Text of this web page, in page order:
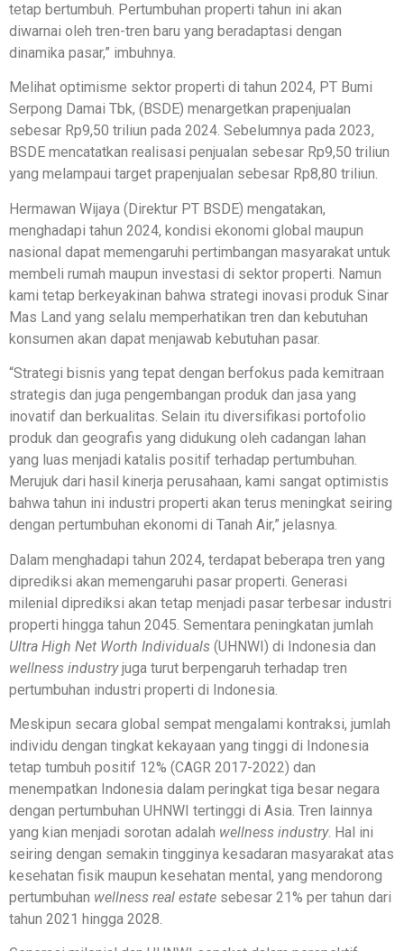
tetap bertumbuh. Pertumbuhan properti tahun ini akan
diwarnai oleh tren-tren baru yang beradaptasi dengan
dinamika pasar,” imbuhnya.
Melihat optimisme sektor properti di tahun 2024, PT Bumi
Serpong Damai Tbk, (BSDE) menargetkan prapenjualan
sebesar Rp9,50 triliun pada 2024. Sebelumnya pada 2023,
BSDE mencatatkan realisasi penjualan sebesar Rp9,50 triliun
yang melampaui target prapenjualan sebesar Rp8,80 triliun.
Hermawan Wijaya (Direktur PT BSDE) mengatakan,
menghadapi tahun 2024, kondisi ekonomi global maupun
nasional dapat memengaruhi pertimbangan masyarakat untuk
membeli rumah maupun investasi di sektor properti. Namun
kami tetap berkeyakinan bahwa strategi inovasi produk Sinar
Mas Land yang selalu memperhatikan tren dan kebutuhan
konsumen akan dapat menjawab kebutuhan pasar.
“Strategi bisnis yang tepat dengan berfokus pada kemitraan
strategis dan juga pengembangan produk dan jasa yang
inovatif dan berkualitas. Selain itu diversifikasi portofolio
produk dan geografis yang didukung oleh cadangan lahan
yang luas menjadi katalis positif terhadap pertumbuhan.
Merujuk dari hasil kinerja perusahaan, kami sangat optimistis
bahwa tahun ini industri properti akan terus meningkat seiring
dengan pertumbuhan ekonomi di Tanah Air,” jelasnya.
Dalam menghadapi tahun 2024, terdapat beberapa tren yang
diprediksi akan memengaruhi pasar properti. Generasi
milenial diprediksi akan tetap menjadi pasar terbesar industri
properti hingga tahun 2045. Sementara peningkatan jumlah
Ultra High Net Worth Individuals (UHNWI) di Indonesia dan
wellness industryjuga turut berpengaruh terhadap tren
pertumbuhan industri properti di Indonesia.
Meskipun secara global sempat mengalami kontraksi, jumlah
individu dengan tingkat kekayaan yang tinggi di Indonesia
tetap tumbuh positif 12% (CAGR 2017-2022) dan
menempatkan Indonesia dalam peringkat tiga besar negara
dengan pertumbuhan UHNWI tertinggi di Asia. Tren lainnya
yang kian menjadi sorotan adalah wellness industry. Hal ini
seiring dengan semakin tingginya kesadaran masyarakat atas
kesehatan fisik maupun kesehatan mental, yang mendorong
pertumbuhan wellness real estate sebesar 21% per tahun dari
tahun 2021 hingga 2028.